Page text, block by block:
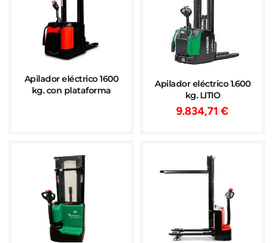
Apilador eléctrico 1600
kg. con plataforma
Apilador eléctrico 1.600
kg. LITIO
9.834,71€